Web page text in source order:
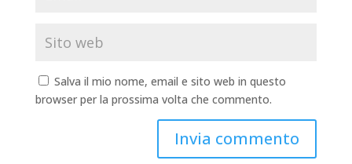
Salva il mio nome, email e sito web in questo
browser per la prossima volta che commento.